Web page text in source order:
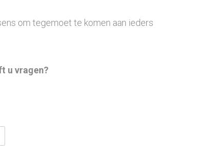
om tegemoet te komen aan ieders
u vragen?